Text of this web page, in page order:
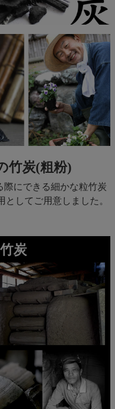
竹炭(粗粉)
際にできる細かな粒竹炭
してご用意しました。
炭